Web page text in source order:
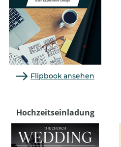
Flipbook ansehen
Hochzeitseinladung